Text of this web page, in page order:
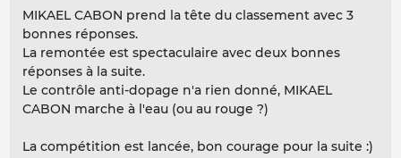
MIKAEL CABON prend la tête du classement avec 3
bonnes réponses.
La remontée est spectaculaire avec deux bonnes
réponses à la suite.
Le contrôle anti-dopage n'a rien donné, MIKAEL
CABON marche à l'eau (ou au rouge ?)
La compétition est lancée, bon courage pour la suite :)